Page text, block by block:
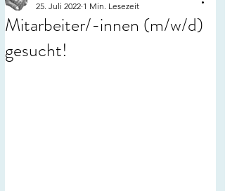
Mitarbeiter/-innen (m/w/d)
gesucht!
25. Juli 2022 1 Min. Lesezeit